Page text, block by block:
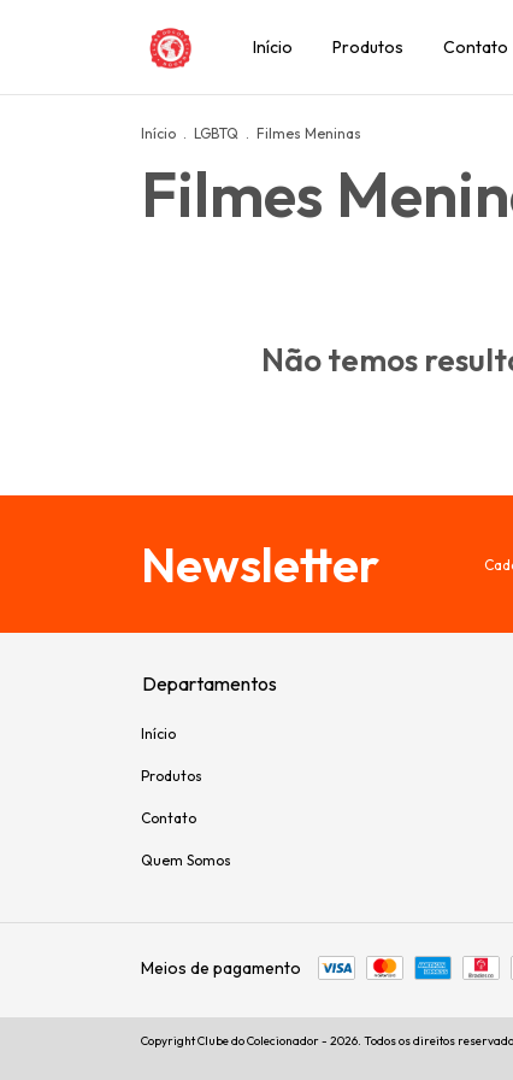
Início Produtos Contato
Início . LGBTQ . Filmes Meninas
Filmes
Não temos
Newsletter
Departamentos
Início
Produtos
Contato
Quem Somos
Meios de pagamento
Copyright Clube do Colecionador - 2026. Todos os direitos